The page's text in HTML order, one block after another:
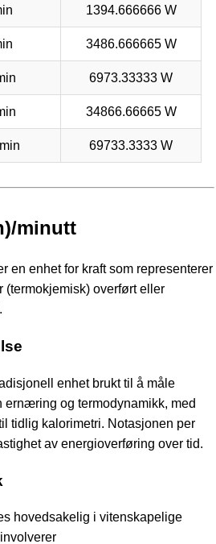
1394.666666 W
3486.666665 W
6973.33333 W
34866.66665 W
69733.3333 W
minutt
en enhet for kraft som representerer
(termokjemisk) overført eller
enhet brukt til å måle
ernæring og termodynamikk, med
tidlig kalorimetri. Notasjonen per
av energioverføring over tid.
hovedsakelig i vitenskapelige